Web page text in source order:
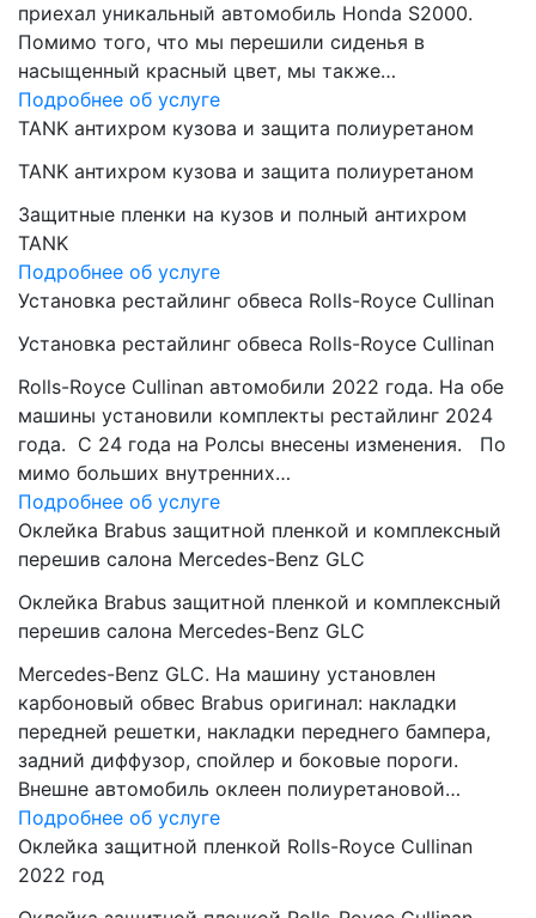
приехал уникальный автомобиль Honda S2000.
Помимо того, что мы перешили сиденья в
насыщенный красный цвет, мы также…
Подробнее об услуге
TANK антихром кузова и защита полиуретаном
TANK антихром кузова и защита полиуретаном
Защитные пленки на кузов и полный антихром
TANK
Подробнее об услуге
Установка рестайлинг обвеса Rolls-Royce Cullinan
Установка рестайлинг обвеса Rolls-Royce Cullinan
Rolls-Royce Cullinan автомобили 2022 года. На обе
машины установили комплекты рестайлинг 2024
года. C 24 года на Ролсы внесены изменения. По
мимо больших внутренних…
Подробнее об услуге
Оклейка Brabus защитной пленкой и комплексный
перешив салона Mercedes-Benz GLC
Оклейка Brabus защитной пленкой и комплексный
перешив салона Mercedes-Benz GLC
Mercedes-Benz GLC. На машину установлен
карбоновый обвес Brabus оригинал: накладки
передней решетки, накладки переднего бампера,
задний диффузор, спойлер и боковые пороги.
Внешне автомобиль оклеен полиуретановой…
Подробнее об услуге
Оклейка защитной пленкой Rolls-Royce Cullinan
2022 год